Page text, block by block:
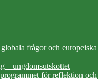
frågor och europeiska
– ungdomsutskottet
för reflektion och